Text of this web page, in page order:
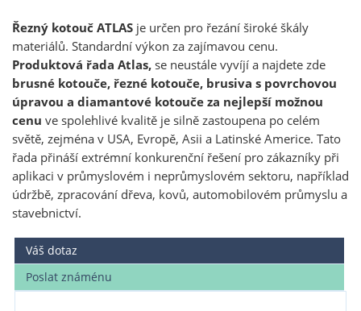
Řezný kotouč ATLAS je určen pro řezání široké škály
materiálů. Standardní výkon za zajímavou cenu.
Produktová řada Atlas,se neustále vyvíjí a najdete zde
brusné kotouče, řezné kotouče, brusiva s povrchovou
úpravou a diamantové kotouče za nejlepší možnou
cenu ve spolehlivé kvalitě je silně zastoupena po celém
světě, zejména v USA, Evropě, Asii a Latinské Americe. Tato
řada přináší extrémní konkurenční řešení pro zákazníky při
aplikaci v průmyslovém i neprůmyslovém sektoru, například
údržbě, zpracování dřeva, kovů, automobilovém průmyslu a
stavebnictví.
Váš dotaz
Poslat známénu